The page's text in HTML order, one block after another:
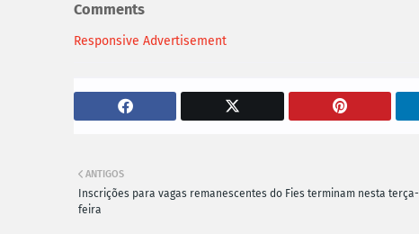
Comments
Responsive Advertisement
ANTIGOS
Inscrições para vagas remanescentes do Fies terminam nesta terça-
feira